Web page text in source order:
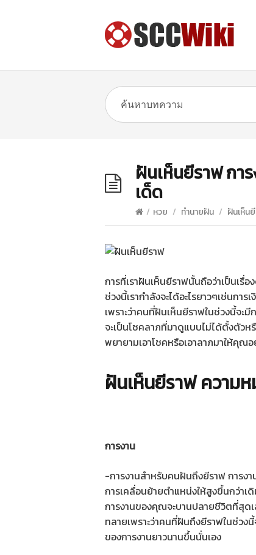
ฝันเห็นยีราฟ กา
เด็ด
/ หวย / ทำนายฝัน / ฝันเห็น
การที่เราฝันเห็นยีราฟนั้นถือว่าเป็นเรื่อ
ช่วงนี้เรากำลังจะได้อะไรยาวๆเช่นกา
เพราะว่าคนที่ฝันเห็นยีราฟในช่วงนี้จ
จะเป็นโชคลาภที่มาดูแบบไม่ได้ตั้งตัวห
พยายามเอาโชคหรือเอาลาภมาให้คุณ
ฝันเห็นยีราฟ ความ
การงาน
-การงานสำหรับคนฝันถึงยีราฟ การง
การเคลื่อนย้ายตำแหน่งให้สูงขึ้นกว่าเ
การงานของคุณจะบานปลายชีวิตที่สุด
ทลายเพราะว่าคนที่ฝันถึงยีราฟในช่วง
ของการงานยาวนานขึ้นนั่นเอง